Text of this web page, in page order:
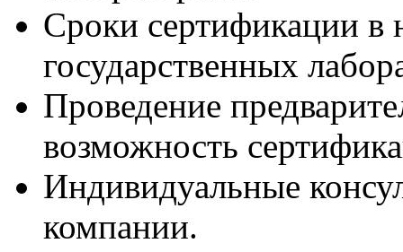
Сроки сертификации в
государственных
Проведение
возможность
Индивидуальные
компании.